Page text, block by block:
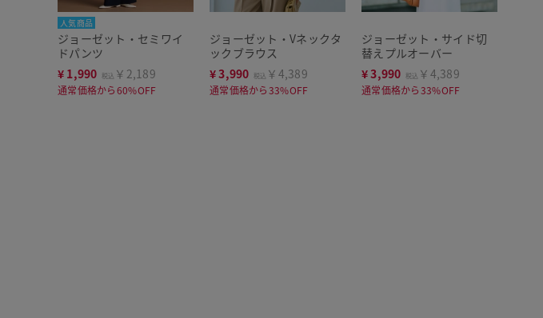
人気商品
ジョーゼット・セミワイ
ドパンツ
¥ 1,990 税込 ￥2,189
通常価格から60%OFF
ジョーゼット・Vネックタ
ックブラウス
¥3,990 税込 ￥4,389
通常価格から33%OFF
ジョーゼット・サイド切
替えプルオーバー
¥3,990 税込 ￥4,389
通常価格から33%OFF